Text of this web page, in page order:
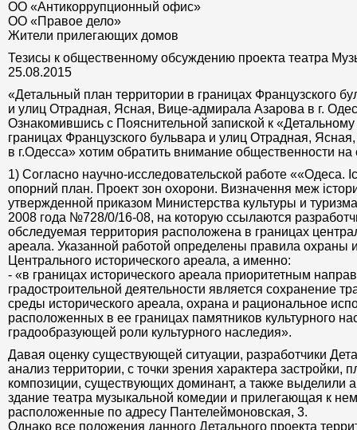
ОО «Антикоррупционный офис»
ОО «Правое дело»
Жители прилегающих домов
Тезисы к общественному обсуждению проекта театра
25.08.2015
«Детальный план территории в границах Французского
и улиц Отрадная, Ясная, Вице-адмирала Азарова в г.
Ознакомившись с Пояснительной запиской к
границах Французского бульвара и улиц Отрадная,
в г.Одесса» хотим обратить внимание общественности
1) Согласно научно-исследовательской работе ««Одеса.
опорний план. Проект зон охорони. Визначення меж
утвержденной приказом Министерства культуры и
2008 года №728/0/16-08, на которую ссылаются
обследуемая территория расположена в границах
ареала. Указанной работой определены правила охраны
Центрального исторического ареала, а именно:
- «в границах исторического ареала приоритетным
градостроительной деятельности является сохранение
среды исторического ареала, охрана и рациональное
расположенных в ее границах памятников культурного
градообразующей роли культурного наследия».
Давая оценку существующей ситуации, разработчики
анализ территории, с точки зрения характера застройки,
композиции, существующих доминант, а также выделили
здание театра музыкальной комедии и прилегающая к
расположенные по адресу Пантелеймоновская, 3.
Однако все положения данного Детального проекта